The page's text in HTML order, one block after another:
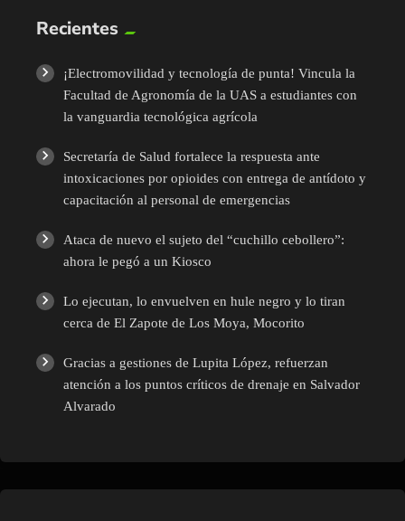
Recientes
¡Electromovilidad y tecnología de punta! Vincula la
Facultad de Agronomía de la UAS a estudiantes con
la vanguardia tecnológica agrícola
Secretaría de Salud fortalece la respuesta ante
intoxicaciones por opioides con entrega de antídoto y
capacitación al personal de emergencias
Ataca de nuevo el sujeto del “cuchillo cebollero”:
ahora le pegó a un Kiosco
Lo ejecutan, lo envuelven en hule negro y lo tiran
cerca de El Zapote de Los Moya, Mocorito
Gracias a gestiones de Lupita López, refuerzan
atención a los puntos críticos de drenaje en Salvador
Alvarado